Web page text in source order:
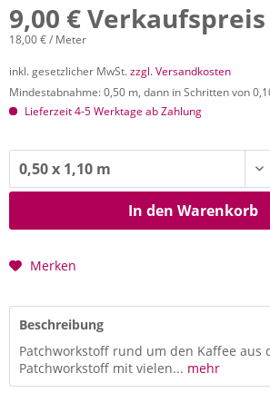
9,00 € Verkaufspreis
18,00 € / Meter
inkl. gesetzlicher MwSt.zzgl. Versandkosten
Mindestabnahme: 0,50 m, dann in Schritten von
Lieferzeit 4-5 Werktage ab Zahlung
In den Warenkorb
Merken
Beschreibung
Patchworkstoff rund um den Kaffee aus
Patchworkstoff mit vielen... mehr